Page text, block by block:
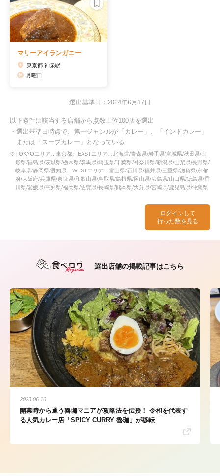
ログインして
行った数を見る
マリーアイランガニー
東京都 神泉駅
月曜日
選出基準日：2024年6月17日
以下条件に該当する店舗から点数上位100店を選出
・選出基準日時点で、第一ジャンルが「カレー」、「インドカレー」
または「スープカレー」となっている
※TOKYOエリア…東京都、EASTエリア…北海道/青森県/岩手県/宮城県/秋田県/山
形県/福島県/茨城県/栃木県/群馬県/埼玉県/千葉県/神奈川県/新潟県/山梨県/長野県/
岐阜県/静岡県/愛知県、WESTエリア…富山県/石川県/福井県/三重県/滋賀県/京都
府/大阪府/兵庫県/奈良県/和歌山県/鳥取県/島根県/岡山県/広島県/山口県/徳島県/香
川県/愛媛県/高知県/福岡県/佐賀県/長崎県/熊本県/大分県/宮崎県/鹿児島県/沖縄県
選出店舗の掲載記事はこちら
2023.06.16
開業時から通う魯珈マニアが攻略法を伝授！ 令和を代表す
る人気カレー店「SPICY CURRY 魯珈」が移転